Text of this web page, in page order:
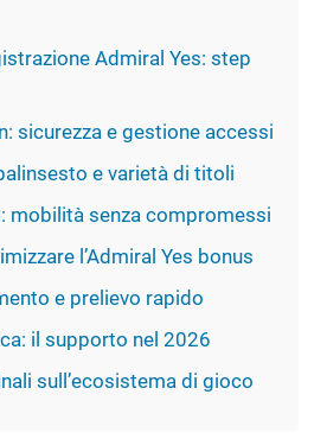
Admiral Yes: step
sicurezza e gestione accessi
e varietà di titoli
mobilità senza compromessi
l’Admiral Yes bonus
e prelievo rapido
il supporto nel 2026
sull’ecosistema di gioco